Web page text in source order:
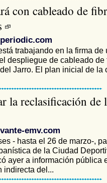
con cableado de
trabajando en la firma de
despliegue de cableado de
Jarro. El plan inicial de la
la reclasificación de
emv.com
- hasta el 26 de marzo-,
de la Ciudad
ayer a información pública
indirecta del...